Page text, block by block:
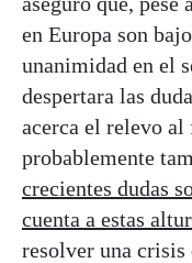
en Europa son
unanimidad en el
despertara las
acerca el relevo
probablemente
crecientes dudas
cuenta a estas
resolver una crisis